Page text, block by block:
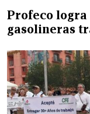
Profeco logra
gasolineras